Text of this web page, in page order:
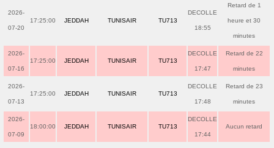
2026-
07-20
17:25:00 JEDDAH TUNISAIR TU713
DECOLLE
18:55
Retard de 1
heure et 30
minutes
2026-
07-16
17:25:00 JEDDAH TUNISAIR TU713
DECOLLE
17:47
Retard de 22
minutes
2026-
07-13
17:25:00 JEDDAH TUNISAIR TU713
DECOLLE
17:48
Retard de 23
minutes
2026-
07-09
18:00:00 JEDDAH TUNISAIR TU713
DECOLLE
17:44
Aucun retard